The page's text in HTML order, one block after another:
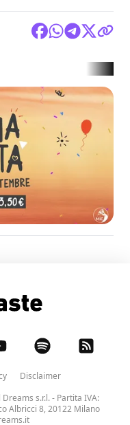
Disclaimer
s.r.l.- Partita IVA:
Albricci 8, 20122 Milano